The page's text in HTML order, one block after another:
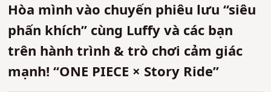
Hòa mình vào chuyến phiêu lưu “siêu
phấn khích” cùng Luffy và các bạn
trên hành trình & trò chơi cảm giác
mạnh! “ONE PIECE × Story Ride”